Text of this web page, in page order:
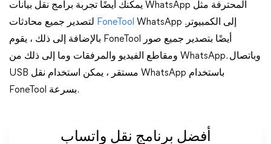
يمكنك أيضًا تجربة برامج نقل بيانات WhatsApp المحترفة مثل
FoneTool لتصدير جميع محادثات WhatsApp إلى الكمبيوتر.
بالإضافة إلى ذلك ، يقوم FoneTool أيضًا بتصدير جميع صور
ومقاطع الفيديو والمرفقات وما إلى ذلك من WhatsApp. وباتصال
USB مستقر ، يمكن استخدام نقل WhatsApp باستخدام
FoneTool بسرعة.
أفضل برنامج نقل واتساب